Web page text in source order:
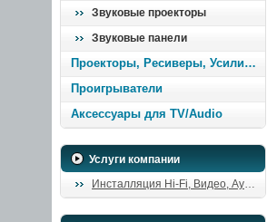
Звуковые проекторы
Звуковые панели
Проекторы, Ресиверы, Усилители
Проигрыватели
Аксессуары для TV/Audio
Услуги компании
Инсталляция Hi-Fi, Видео, Аудио